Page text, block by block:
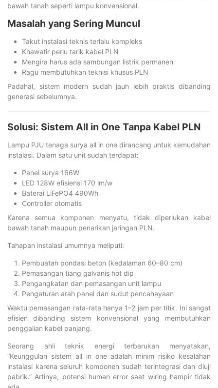
bawah tanah seperti lampu konvensional.
Masalah yang Sering Muncul
Takut instalasi teknis terlalu kompleks
Khawatir perlu tarik kabel PLN
Mengira harus ada sambungan listrik permanen
Ragu membutuhkan teknisi khusus PLN
Padahal, sistem modern sudah jauh lebih praktis dibanding
generasi sebelumnya.
Solusi: Sistem All in One Tanpa Kabel PLN
Lampu PJU tenaga surya all in one dirancang untuk kemudahan
instalasi. Dalam satu unit sudah terdapat:
Panel surya 166W
LED 128W efisiensi 170 lm/w
Baterai LiFePO4 490Wh
Controller otomatis
Karena semua komponen menyatu, tidak diperlukan kabel
bawah tanah maupun penarikan jaringan PLN.
Tahapan instalasi umumnya meliputi:
Pembuatan pondasi beton (kedalaman 60–80 cm)
Pemasangan tiang galvanis hot dip
Pengangkatan dan pemasangan unit lampu
Pengaturan arah panel dan sudut pencahayaan
Waktu pemasangan rata-rata hanya 1–2 jam per titik. Ini sangat
efisien dibanding sistem konvensional yang membutuhkan
penggalian kabel panjang.
Seorang ahli teknik energi terbarukan menyatakan,
“Keunggulan sistem all in one adalah minim risiko kesalahan
instalasi karena seluruh komponen sudah terintegrasi dan diuji
pabrik.” Artinya, potensi human error saat wiring hampir tidak